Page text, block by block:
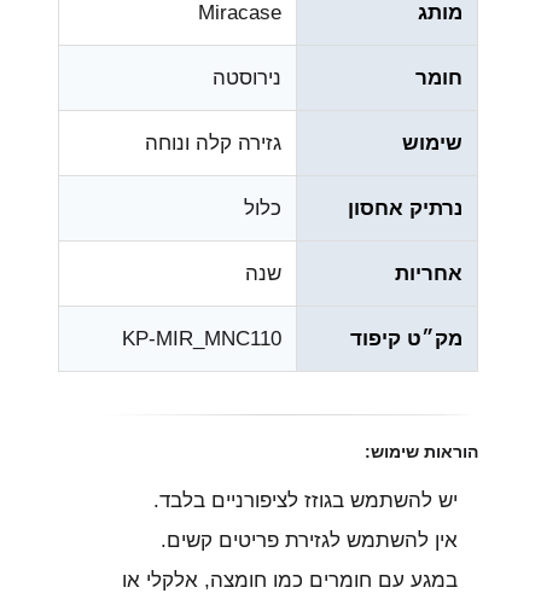
מותג Miracase
חומר נירוסטה
שימוש גזירה קלה ונוחה
נרתיק אחסון כלול
אחריות שנה
מק״ט קיפוד KP-MIR_MNC110
הוראות שימוש:
יש להשתמש בגוזז לציפורניים בלבד.
אין להשתמש לגזירת פריטים קשים.
במגע עם חומרים כמו חומצה, אלקלי או